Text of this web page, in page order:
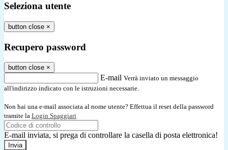
Seleziona utente
button close ×
Recupero password
button close ×
E-mail Verrà inviato un messaggio
all'indirizzo indicato con le istruzioni necessarie.
Non hai una e-mail associata al nome utente? Effettua il reset della password
tramite la Login Spaggiari
E-mail inviata, si prega di controllare la casella di posta elettronica!